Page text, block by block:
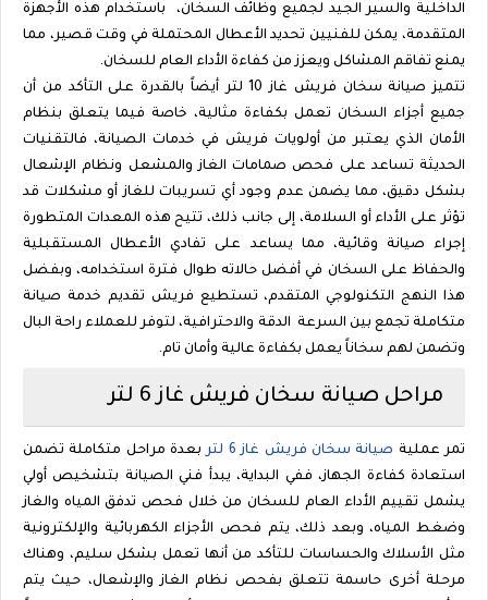
الداخلية والسير الجيد لجميع وظائف السخان،
باستخدام هذه الأجهزة
المتقدمة، يمكن للفنيين تحديد الأعطال المحتملة في وقت قصير، مما
يمنع تفاقم المشاكل ويعزز من كفاءة الأداء العام للسخان.
تتميز صيانة سخان فريش غاز 10 لتر أيضاً بالقدرة على التأكد من أن
جميع أجزاء السخان تعمل بكفاءة مثالية، خاصة فيما يتعلق بنظام
الأمان الذي يعتبر من أولويات فريش في خدمات الصيانة، فالتقنيات
الحديثة تساعد على فحص صمامات الغاز والمشعل ونظام الإشعال
بشكل دقيق، مما يضمن عدم وجود أي تسريبات للغاز أو مشكلات قد
تؤثر على الأداء أو السلامة، إلى جانب ذلك، تتيح هذه المعدات المتطورة
إجراء صيانة وقائية، مما يساعد على تفادي الأعطال المستقبلية
والحفاظ على السخان في أفضل حالاته طوال فترة استخدامه، وبفضل
هذا النهج التكنولوجي المتقدم، تستطيع فريش تقديم خدمة صيانة
متكاملة تجمع بين السرعة الدقة والاحترافية، لتوفر للعملاء راحة البال
وتضمن لهم سخاناً يعمل بكفاءة عالية وأمان تام.
مراحل صيانة سخان فريش غاز6 لتر
تمر عملية صيانة سخان فريش غاز 6 لتر بعدة مراحل متكاملة تضمن
استعادة كفاءة الجهاز، ففي البداية، يبدأ فني الصيانة بتشخيص أولي
يشمل تقييم الأداء العام للسخان من خلال فحص تدفق المياه والغاز
وضغط المياه، وبعد ذلك، يتم فحص الأجزاء الكهربائية والإلكترونية
مثل الأسلاك والحساسات للتأكد من أنها تعمل بشكل سليم، وهناك
مرحلة أخرى حاسمة تتعلق بفحص نظام الغاز والإشعال، حيث يتم